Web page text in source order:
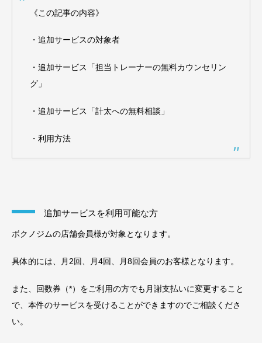
《この記事の内容》
・追加サービスの対象者
・追加サービス「担当トレーナーの無料カウンセリン
グ」
・追加サービス「計太への無料相談」
・利用方法
追加サービスを利用可能な方
ボクノジムの店舗会員様が対象となります。
具体的には、月2回、月4回、月8回会員のお客様となります。
また、回数券（*）をご利用の方でも月謝支払いに変更すること
で、本件のサービスを受けることができますのでご相談くださ
い。